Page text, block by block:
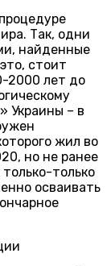
Так, одни
найденные
стоит
2000 лет до
Украины – в
жил во
но не ранее
только
осваивать